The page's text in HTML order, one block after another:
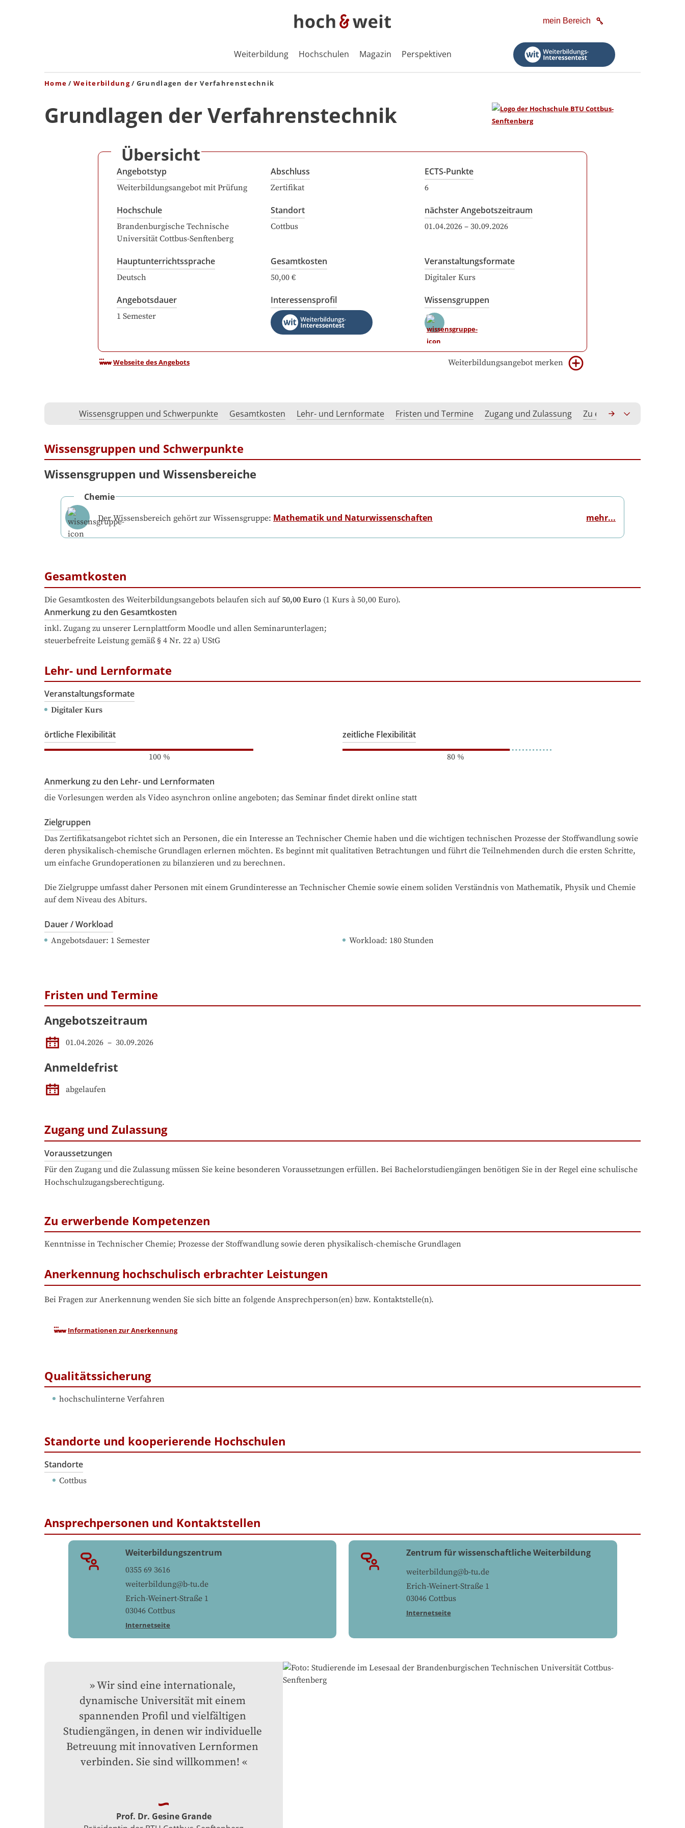
mein Bereich
Weiterbildung Hochschulen Magazin Perspektiven
Home Weiterbildung Grundlagen der Verfahrenstechnik
Grundlagen der Verfahrenstechnik
Übersicht
Angebotstyp
Weiterbildungsangebot mit Prüfung
Abschluss
Zertifikat
ECTS-Punkte
6
Hochschule
Brandenburgische Technische
Universität Cottbus-Senftenberg
Standort
Cottbus
nächster Angebotszeitraum
01.04.2026 – 30.09.2026
Hauptunterrichtssprache
Deutsch
Gesamtkosten
50,00 €
Veranstaltungsformate
Digitaler Kurs
Angebotsdauer
1 Semester
Interessensprofil Wissensgruppen
Webseite des Angebots Weiterbildungsangebot merken
Wissensgruppen und Schwerpunkte Gesamtkosten Lehr- und Lernformate Fristen und Termine Zugang und Zulassung Zu erwerbende
Wissensgruppen und Schwerpunkte
Wissensgruppen und Wissensbereiche
Chemie
Der Wissensbereich gehört zur Wissensgruppe: Mathematik und Naturwissenschaften mehr...
Gesamtkosten
Die Gesamtkosten des Weiterbildungsangebots belaufen sich auf 50,00 Euro (1 Kurs à 50,00 Euro).
Anmerkung zu den Gesamtkosten
inkl. Zugang zu unserer Lernplattform Moodle und allen Seminarunterlagen;
steuerbefreite Leistung gemäß § 4 Nr. 22 a) UStG
Lehr- und Lernformate
Veranstaltungsformate
Digitaler Kurs
örtliche Flexibilität
100%
zeitliche Flexibilität
80%
Anmerkung zu den Lehr- und Lernformaten
die Vorlesungen werden als Video asynchron online angeboten; das Seminar findet direkt online statt
Zielgruppen
Das Zertifikatsangebot richtet sich an Personen, die ein Interesse an Technischer Chemie haben und die wichtigen technischen Prozesse der Stoffwandlung sowie
deren physikalisch-chemische Grundlagen erlernen möchten. Es beginnt mit qualitativen Betrachtungen und führt die Teilnehmenden durch die ersten Schritte,
um einfache Grundoperationen zu bilanzieren und zu berechnen.
Die Zielgruppe umfasst daher Personen mit einem Grundinteresse an Technischer Chemie sowie einem soliden Verständnis von Mathematik, Physik und Chemie
auf dem Niveau des Abiturs.
Dauer / Workload
Angebotsdauer: 1 Semester Workload: 180 Stunden
Fristen und Termine
Angebotszeitraum
01.04.2026 – 30.09.2026
Anmeldefrist
abgelaufen
Zugang und Zulassung
Voraussetzungen
Für den Zugang und die Zulassung müssen Sie keine besonderen Voraussetzungen erfüllen. Bei Bachelorstudiengängen benötigen Sie in der Regel eine schulische
Hochschulzugangsberechtigung.
Zu erwerbende Kompetenzen
Kenntnisse in Technischer Chemie; Prozesse der Stoffwandlung sowie deren physikalisch-chemische Grundlagen
Anerkennung hochschulisch erbrachter Leistungen
Bei Fragen zur Anerkennung wenden Sie sich bitte an folgende Ansprechperson(en) bzw. Kontaktstelle(n).
Informationen zur Anerkennung
Qualitätssicherung
hochschulinterne Verfahren
Standorte und kooperierende Hochschulen
Standorte
Cottbus
Ansprechpersonen und Kontaktstellen
Weiterbildungszentrum
0355 69 3616
weiterbildung@b-tu.de
Erich-Weinert-Straße 1
03046 Cottbus
Internetseite
Zentrum für wissenschaftliche Weiterbildung
weiterbildung@b-tu.de
Erich-Weinert-Straße 1
03046 Cottbus
Internetseite
Wir sind eine internationale,
dynamische Universität mit einem
spannenden Profil und vielfältigen
Studiengängen, in denen wir individuelle
Betreuung mit innovativen Lernformen
verbinden. Sie sind willkommen!
Prof. Dr. Gesine Grande